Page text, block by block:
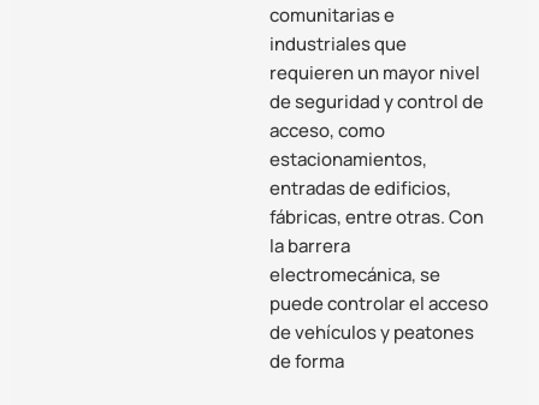
comunitarias e
industriales que
requieren un mayor nivel
de seguridad y control de
acceso, como
estacionamientos,
entradas de edificios,
fábricas, entre otras. Con
la barrera
electromecánica, se
puede controlar el acceso
de vehículos y peatones
de forma